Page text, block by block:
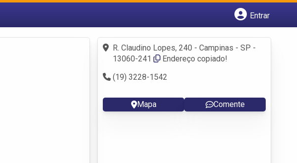
Entrar
Fazer login
Criar conta
R. Claudino Lopes, 240 - Campinas - SP -
13060-241
Endereço copiado!
(19) 3228-1542
Mapa Comente